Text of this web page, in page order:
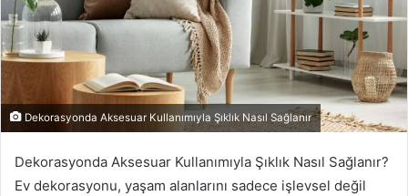
Dekorasyonda Aksesuar Kullanımıyla Şıklık Nasıl Sağlanır
Dekorasyonda Aksesuar Kullanımıyla Şıklık Nasıl Sağlanır?
Ev dekorasyonu, yaşam alanlarını sadece işlevsel değil